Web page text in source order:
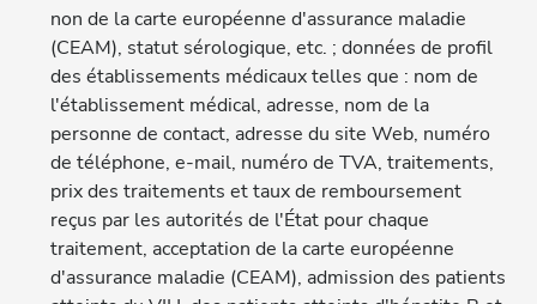
non de la carte européenne d'assurance maladie
(CEAM), statut sérologique, etc. ; données de profil
des établissements médicaux telles que : nom de
l'établissement médical, adresse, nom de la
personne de contact, adresse du site Web, numéro
de téléphone, e-mail, numéro de TVA, traitements,
prix des traitements et taux de remboursement
reçus par les autorités de l'État pour chaque
traitement, acceptation de la carte européenne
d'assurance maladie (CEAM), admission des patients